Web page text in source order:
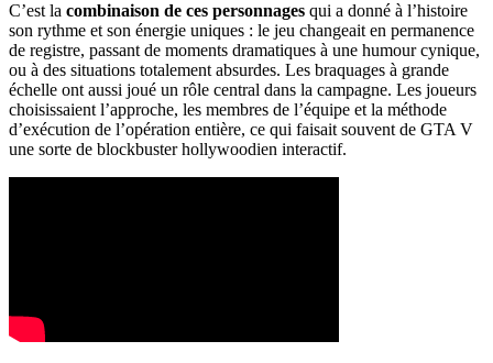
C’est la combinaison de ces personnages qui a donné à l’histoire
son rythme et son énergie uniques : le jeu changeait en permanence
de registre, passant de moments dramatiques à une humour cynique,
ou à des situations totalement absurdes. Les braquages à grande
échelle ont aussi joué un rôle central dans la campagne. Les joueurs
choisissaient l’approche, les membres de l’équipe et la méthode
d’exécution de l’opération entière, ce qui faisait souvent de GTA V
une sorte de blockbuster hollywoodien interactif.